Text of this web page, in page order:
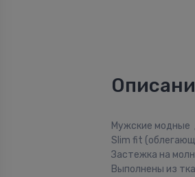
Мужские модные
Slim fit
Застежка на
Выполнены из